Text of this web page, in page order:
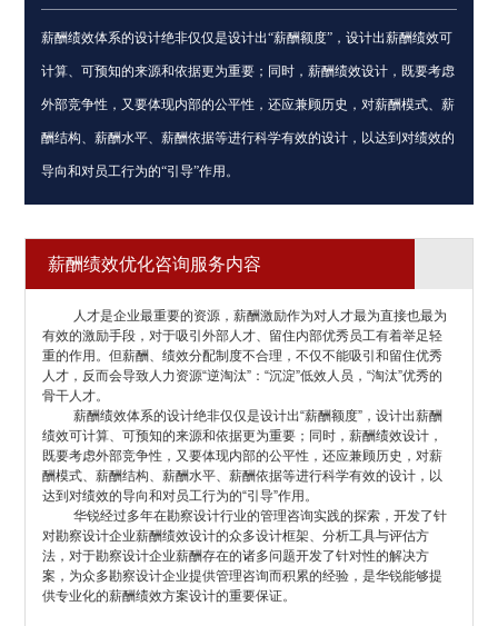
薪酬绩效体系的设计绝非仅仅是设计出“薪酬额度”，设计出薪酬绩效可
计算、可预知的来源和依据更为重要；同时，薪酬绩效设计，既要考虑
外部竞争性，又要体现内部的公平性，还应兼顾历史，对薪酬模式、薪
酬结构、薪酬水平、薪酬依据等进行科学有效的设计，以达到对绩效的
导向和对员工行为的“引导”作用。
薪酬绩效优化咨询服务内容
人才是企业最重要的资源，薪酬激励作为对人才最为直接也最为
有效的激励手段，对于吸引外部人才、留住内部优秀员工有着举足轻
重的作用。但薪酬、绩效分配制度不合理，不仅不能吸引和留住优秀
人才，反而会导致人力资源“逆淘汰”：“沉淀”低效人员，“淘汰”优秀的
骨干人才。
薪酬绩效体系的设计绝非仅仅是设计出“薪酬额度”，设计出薪酬
绩效可计算、可预知的来源和依据更为重要；同时，薪酬绩效设计，
既要考虑外部竞争性，又要体现内部的公平性，还应兼顾历史，对薪
酬模式、薪酬结构、薪酬水平、薪酬依据等进行科学有效的设计，以
达到对绩效的导向和对员工行为的“引导”作用。
华锐经过多年在勘察设计行业的管理咨询实践的探索，开发了针
对勘察设计企业薪酬绩效设计的众多设计框架、分析工具与评估方
法，对于勘察设计企业薪酬存在的诸多问题开发了针对性的解决方
案，为众多勘察设计企业提供管理咨询而积累的经验，是华锐能够提
供专业化的薪酬绩效方案设计的重要保证。